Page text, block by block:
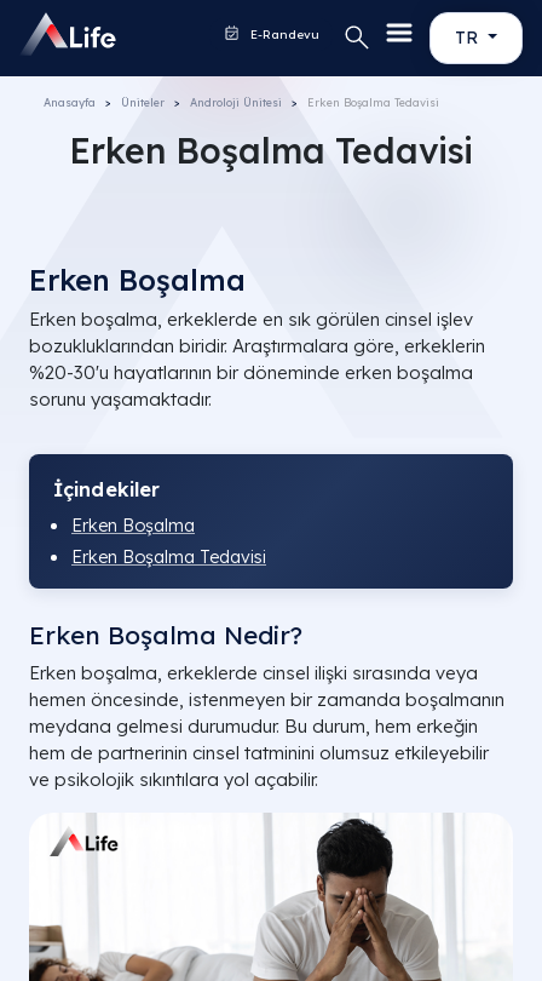
TR
E-Randevu
Anasayfa Üniteler Androloji Ünitesi Erken Boşalma Tedavisi
Erken Boşalma Tedavisi
Erken Boşalma
Erken boşalma, erkeklerde en sık görülen cinsel işlev
bozukluklarından biridir. Araştırmalara göre, erkeklerin
%20-30'u hayatlarının bir döneminde erken boşalma
sorunu yaşamaktadır.
İçindekiler
Erken Boşalma
Erken Boşalma Tedavisi
Erken Boşalma Nedir?
Erken boşalma, erkeklerde cinsel ilişki sırasında veya
hemen öncesinde, istenmeyen bir zamanda boşalmanın
meydana gelmesi durumudur. Bu durum, hem erkeğin
hem de partnerinin cinsel tatminini olumsuz etkileyebilir
ve psikolojik sıkıntılara yol açabilir.